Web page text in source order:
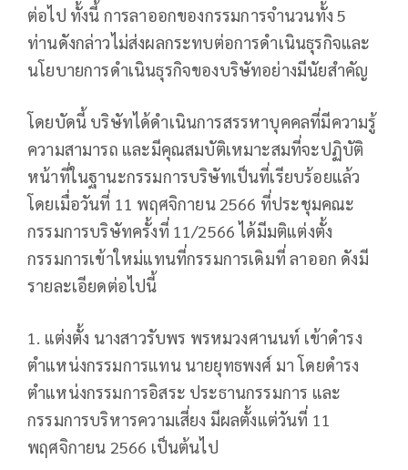
ต่อไป ทั้งนี้ การลาออกของกรรมการจำนวนทั้ง 5
ท่านดังกล่าวไม่ส่งผลกระทบต่อการดำเนินธุรกิจและ
นโยบายการดำเนินธุรกิจของบริษัทอย่างมีนัยสำคัญ
โดยบัดนี้ บริษัทได้ดำเนินการสรรหาบุคคลที่มีความรู้
ความสามารถ และมีคุณสมบัติเหมาะสมที่จะปฏิบัติ
หน้าที่ในฐานะกรรมการบริษัทเป็นที่เรียบร้อยแล้ว
โดยเมื่อวันที่ 11 พฤศจิกายน 2566 ที่ประชุมคณะ
กรรมการบริษัทครั้งที่ 11/2566 ได้มีมติแต่งตั้ง
กรรมการเข้าใหม่แทนที่กรรมการเดิมที่ ลาออก ดังมี
รายละเอียดต่อไปนี้
1. แต่งตั้ง นางสาวรับพร พรหมวงศานนท์ เข้าดำรง
ตำแหน่งกรรมการแทน นายยุทธพงศ์ มา โดยดำรง
ตำแหน่งกรรมการอิสระ ประธานกรรมการ และ
กรรมการบริหารความเสี่ยง มีผลตั้งแต่วันที่ 11
พฤศจิกายน 2566 เป็นต้นไป